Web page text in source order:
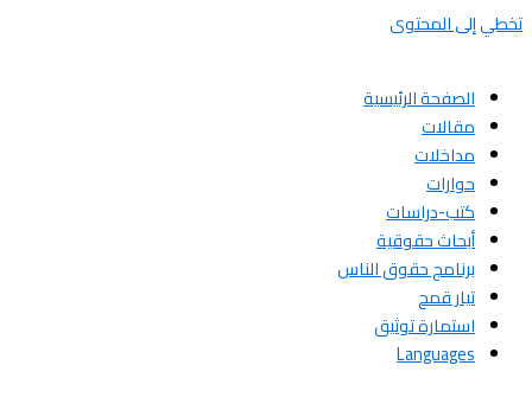
تخطي إلى المحتوى
الصفحة الرئيسية
مقالات
مداخلات
حوارات
كتب-دراسات
أبحاث حقوقية
برنامج حقوق الناس
تيار قمح
استمارة توثيق
Languages